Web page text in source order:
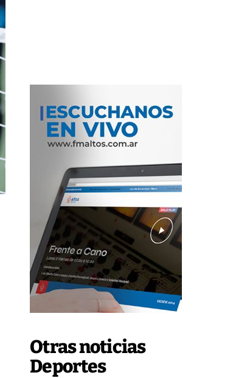
Otras noticias
Deportes